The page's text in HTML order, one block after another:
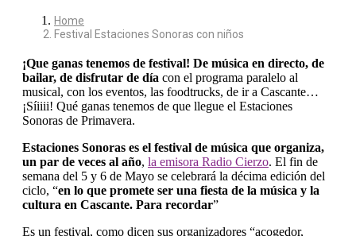
Home
Festival Estaciones Sonoras con niños
¡Que ganas tenemos de festival! De música en directo, de
bailar, de disfrutar de día con el programa paralelo al
musical, con los eventos, las foodtrucks, de ir a Cascante…
¡Síiiii! Qué ganas tenemos de que llegue el Estaciones
Sonoras de Primavera.
Estaciones Sonoras es el festival de música que organiza,
un par de veces al año, la emisora Radio Cierzo. El fin de
semana del 5 y 6 de Mayo se celebrará la décima edición del
ciclo, “en lo que promete ser una fiesta de la música y la
cultura en Cascante. Para recordar”
Es un festival, como dicen sus organizadores “acogedor,